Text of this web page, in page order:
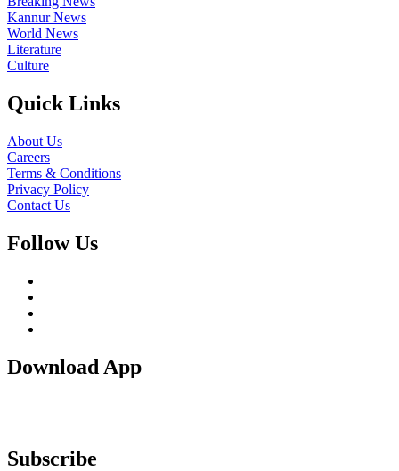
Kannur News
World News
Literature
Culture
Quick Links
About Us
Careers
Terms & Conditions
Privacy Policy
Contact Us
Follow Us
Download App
Subscribe